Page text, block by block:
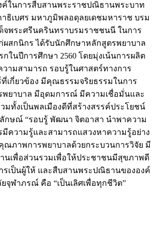
ในการสืบสานพระราชปณิธานพระบาท
ธิเบศร มหาภูมิพลอดุลยเดชมหาราช บรม
จพระศรีนครินทราบรมราชชนนี ในการ
สกนิกร ได้รับนักศึกษาหลักสูตรพยาบาล
ในปีการศึกษา 2560 โดยมุ่งเน้นการผลิต
ามสามารถ รอบรู้ในศาสตร์ทางการ
เกี่ยวข้อง มีคุณธรรมจริยธรรมในการ
พยาบาล มีอุดมการณ์ มีความเชื่อมั่นและ
มทั้งเป็นพลเมืองดีที่สร้างสรรค์ประโยชน์
กษณ์ “รอบรู้ พัฒนา จิตอาสา นำพาความ
มีความรู้และสามารถแสวงหาความรู้อย่าง
ณภาพการพยาบาลด้วยกระบวนการวิจัย มี
นเพื่อส่วนรวมเพื่อให้ประชาชนมีสุขภาพดี
เป็นผู้ให้ และสืบสานพระปณิธานขององค์
จุฬาภรณ์ คือ “เป็นเลิศเพื่อทุกชีวิต”